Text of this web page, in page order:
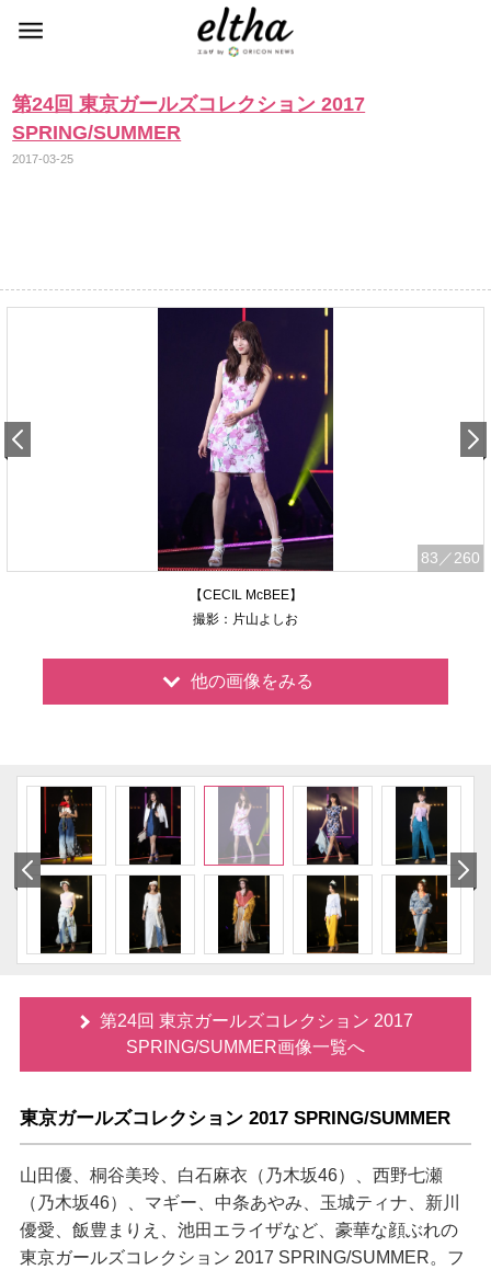
第24回 東京ガールズコレクション 2017
SPRING/SUMMER
2017-03-25
83 ／260
【CECIL McBEE】
撮影：片山よしお
他の画像をみる
第24回 東京ガールズコレクション 2017
SPRING/SUMMER画像一覧へ
東京ガールズコレクション 2017 SPRING/SUMMER
山田優、桐谷美玲、白石麻衣（乃木坂46）、西野七瀬
（乃木坂46）、マギー、中条あやみ、玉城ティナ、新川
優愛、飯豊まりえ、池田エライザなど、豪華な顔ぶれの
東京ガールズコレクション 2017 SPRING/SUMMER。フ